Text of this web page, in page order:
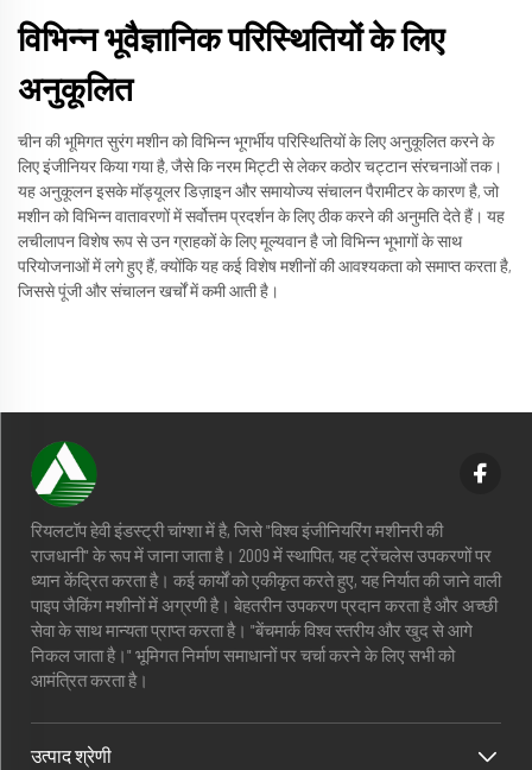
विभिन्न भूवैज्ञानिक परिस्थितियों के लिए
अनुकूलित
चीन की भूमिगत सुरंग मशीन को विभिन्न भूगर्भीय परिस्थितियों के लिए अनुकूलित करने के
लिए इंजीनियर किया गया है, जैसे कि नरम मिट्टी से लेकर कठोर चट्टान संरचनाओं तक।
यह अनुकूलन इसके मॉड्यूलर डिज़ाइन और समायोज्य संचालन पैरामीटर के कारण है, जो
मशीन को विभिन्न वातावरणों में सर्वोत्तम प्रदर्शन के लिए ठीक करने की अनुमति देते हैं। यह
लचीलापन विशेष रूप से उन ग्राहकों के लिए मूल्यवान है जो विभिन्न भूभागों के साथ
परियोजनाओं में लगे हुए हैं, क्योंकि यह कई विशेष मशीनों की आवश्यकता को समाप्त करता है,
जिससे पूंजी और संचालन खर्चों में कमी आती है।
रियलटॉप हेवी इंडस्ट्री चांग्शा में है, जिसे "विश्व इंजीनियरिंग मशीनरी की
राजधानी" के रूप में जाना जाता है। 2009 में स्थापित, यह ट्रेंचलेस उपकरणों पर
ध्यान केंद्रित करता है। कई कार्यों को एकीकृत करते हुए, यह निर्यात की जाने वाली
पाइप जैकिंग मशीनों में अग्रणी है। बेहतरीन उपकरण प्रदान करता है और अच्छी
सेवा के साथ मान्यता प्राप्त करता है। "बेंचमार्क विश्व स्तरीय और खुद से आगे
निकल जाता है।" भूमिगत निर्माण समाधानों पर चर्चा करने के लिए सभी को
आमंत्रित करता है।
उत्पाद श्रेणी